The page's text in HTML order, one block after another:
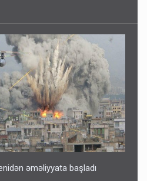
əməliyyata başladı